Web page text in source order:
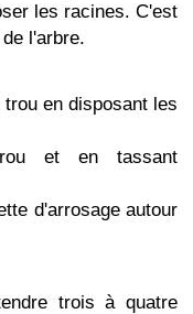
les racines. C'est
l'arbre.
en disposant les
et en tassant
d'arrosage autour
trois à quatre